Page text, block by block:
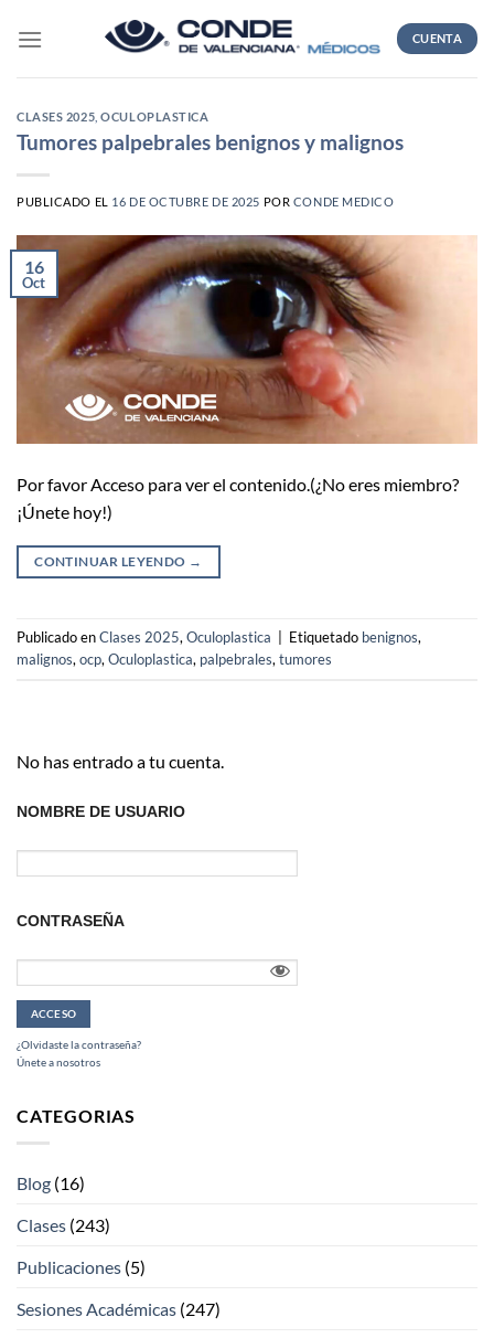
CUENTA
CLASES 2025 ,OCULOPLASTICA
Tumores palpebrales benignos y malignos
PUBLICADO EL 16 DE OCTUBRE DE 2025 POR CONDE MEDICO
16
Oct
Por favor Acceso para ver el contenido.(¿No eres miembro?
¡Únete hoy!)
CONTINUAR LEYENDO →
Publicado enClases 2025,Oculoplastica Etiquetado benignos,
malignos,ocp,Oculoplastica, palpebrales,tumores
No has entrado a tu cuenta.
NOMBRE DE USUARIO
CONTRASEÑA
¿Olvidaste la contraseña?
Únete a nosotros
CATEGORIAS
Blog (16)
Clases (243)
Publicaciones (5)
Sesiones Académicas (247)